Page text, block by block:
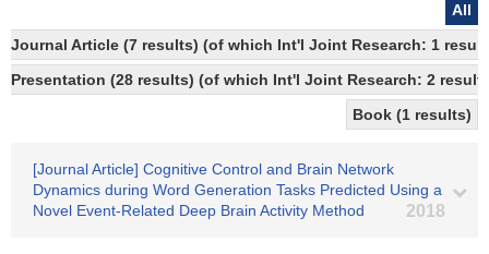
All
Journal Article (7 results) (of which Int'l Joint Research: 1
Presentation (28 results) (of which Int'l Joint Research: 2
Book (1 results)
[Journal Article] Cognitive Control and Brain Network
Dynamics during Word Generation Tasks Predicted Using a
Novel Event-Related Deep Brain Activity Method
2018